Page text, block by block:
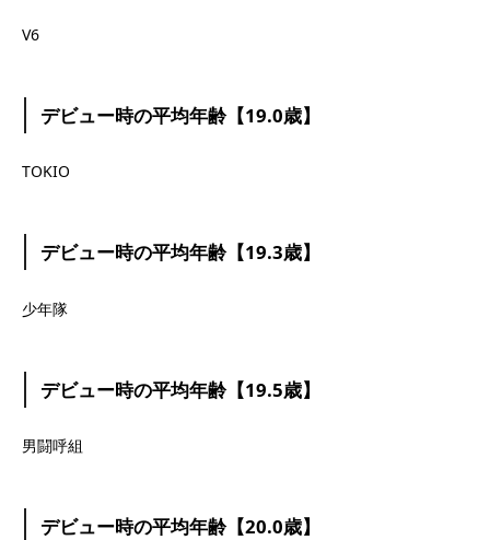
V6
デビュー時の平均年齢【19.0歳】
TOKIO
デビュー時の平均年齢【19.3歳】
少年隊
デビュー時の平均年齢【19.5歳】
男闘呼組
デビュー時の平均年齢【20.0歳】